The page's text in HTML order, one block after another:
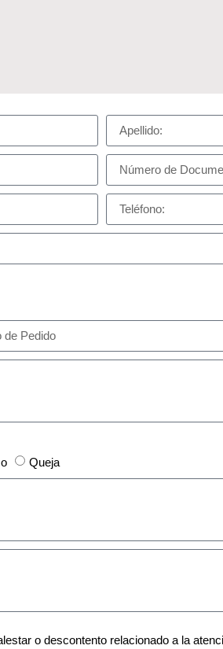
Queja
o descontento relacionado a la